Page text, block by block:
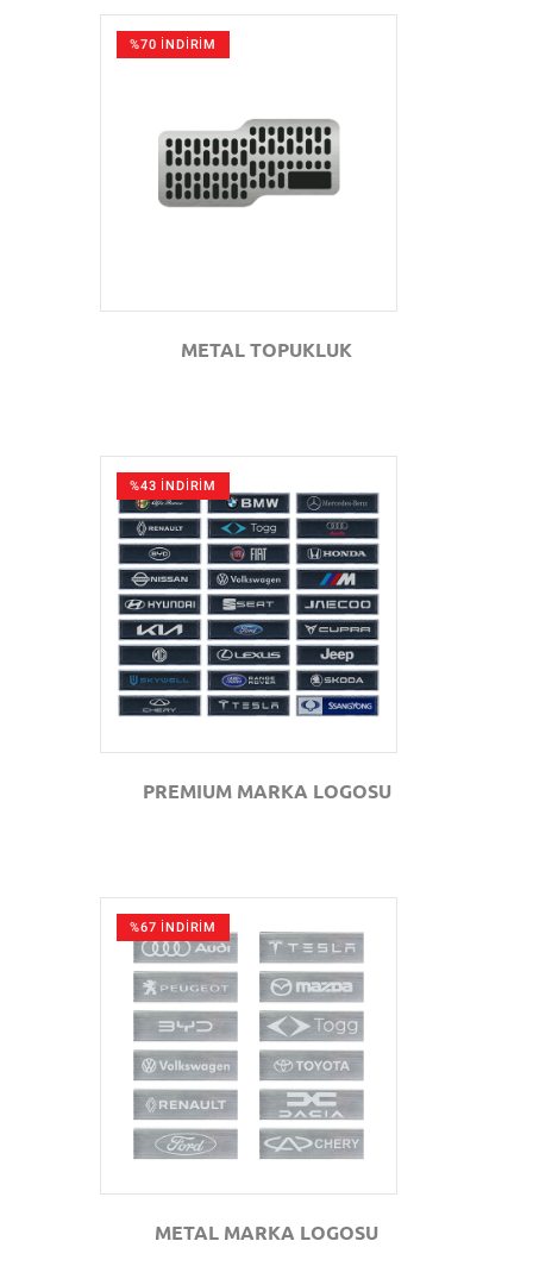
%70 İNDİRİM
GÖZAT
METAL TOPUKLUK
%43 İNDİRİM
GÖZAT
PREMIUM MARKA LOGOSU
%67 İNDİRİM
GÖZAT
METAL MARKA LOGOSU